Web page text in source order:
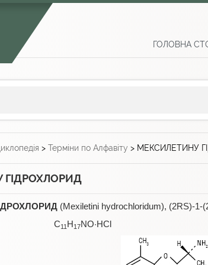
ГОЛОВНА
> Терміни по Алфавіту > МЕКСИЛЕТИНУ
ГІДРОХЛОРИД
(Mexiletini hydrochloridum), (2RS)-1-
C11 H 17NO·НCl